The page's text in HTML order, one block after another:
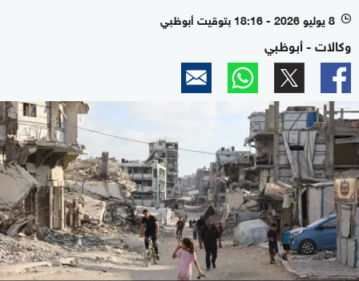
l 8 يوليو 2026 - 18:16 بتوقيت أبوظبي
وكالات - أبوظبي